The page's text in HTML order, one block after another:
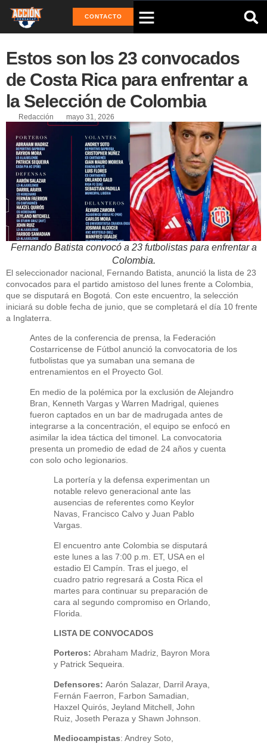
CONTACTO
Estos son los 23 convocados
de Costa Rica para enfrentar a
la Selección de Colombia
Redacción mayo 31, 2026
Fernando Batista convocó a 23 futbolistas para enfrentar a
Colombia.
El seleccionador nacional, Fernando Batista, anunció la lista de 23
convocados para el partido amistoso del lunes frente a Colombia,
que se disputará en Bogotá. Con este encuentro, la selección
iniciará su doble fecha de junio, que se completará el día 10 frente
a Inglaterra.
Antes de la conferencia de prensa, la Federación
Costarricense de Fútbol anunció la convocatoria de los
futbolistas que ya sumaban una semana de
entrenamientos en el Proyecto Gol.
En medio de la polémica por la exclusión de Alejandro
Bran, Kenneth Vargas y Warren Madrigal, quienes
fueron captados en un bar de madrugada antes de
integrarse a la concentración, el equipo se enfocó en
asimilar la idea táctica del timonel. La convocatoria
presenta un promedio de edad de 24 años y cuenta
con solo ocho legionarios.
La portería y la defensa experimentan un
notable relevo generacional ante las
ausencias de referentes como Keylor
Navas, Francisco Calvo y Juan Pablo
Vargas.
El encuentro ante Colombia se disputará
este lunes a las 7:00 p.m. ET, USA en el
estadio El Campín. Tras el juego, el
cuadro patrio regresará a Costa Rica el
martes para continuar su preparación de
cara al segundo compromiso en Orlando,
Florida.
LISTA DE CONVOCADOS
Porteros: Abraham Madriz, Bayron Mora
y Patrick Sequeira.
Defensores: Aarón Salazar, Darril Araya,
Fernán Faerron, Farbon Samadian,
Haxzel Quirós, Jeyland Mitchell, John
Ruiz, Joseth Peraza y Shawn Johnson.
Mediocampistas: Andrey Soto,